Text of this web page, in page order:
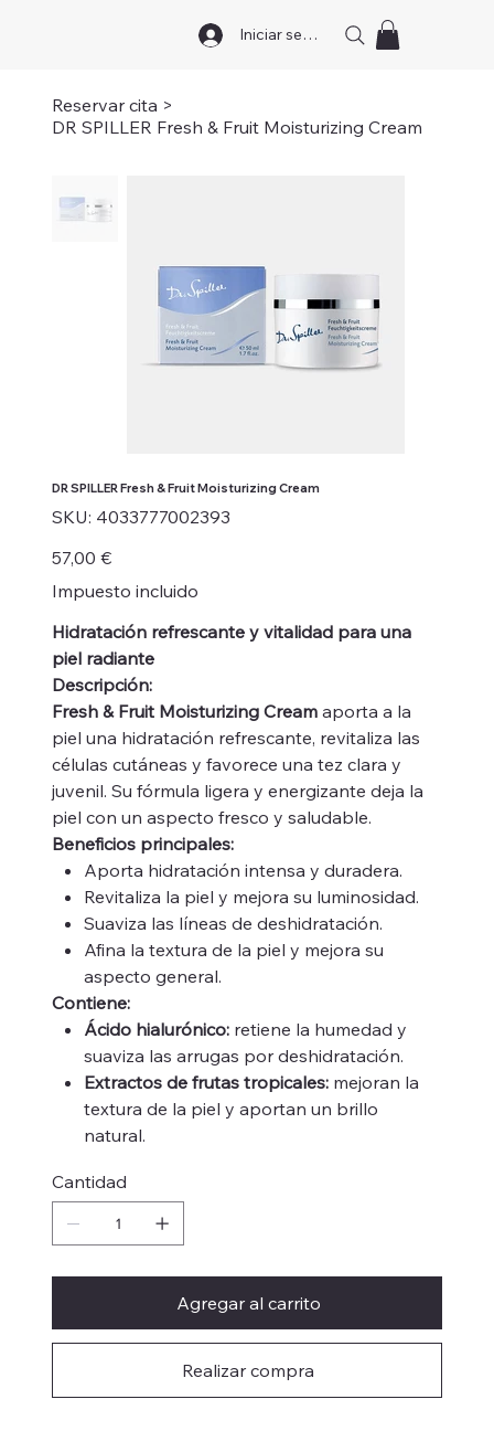
Iniciar sesión
Reservar cita >
DR SPILLER Fresh & Fruit Moisturizing Cream
DR SPILLER Fresh & Fruit Moisturizing Cream
SKU:
SKU
4033777002393
4033777002393
Precio
57,00 €
Impuesto incluido
Hidratación refrescante y vitalidad para una
piel radiante
Descripción:
Fresh & Fruit Moisturizing Cream aporta a la
piel una hidratación refrescante, revitaliza las
células cutáneas y favorece una tez clara y
juvenil. Su fórmula ligera y energizante deja la
piel con un aspecto fresco y saludable.
Beneficios principales:
Aporta hidratación intensa y duradera.
Revitaliza la piel y mejora su luminosidad.
Suaviza las líneas de deshidratación.
Afina la textura de la piel y mejora su
aspecto general.
Contiene:
Ácido hialurónico:retiene la humedad y
suaviza las arrugas por deshidratación.
Extractos de frutas tropicales:mejoran la
textura de la piel y aportan un brillo
natural.
Cantidad
Agregar al carrito
Realizar compra